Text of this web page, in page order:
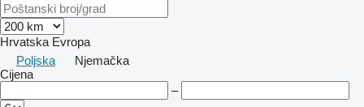
Hrvatska Evropa
Poljska
Njemačka
Cijena
–